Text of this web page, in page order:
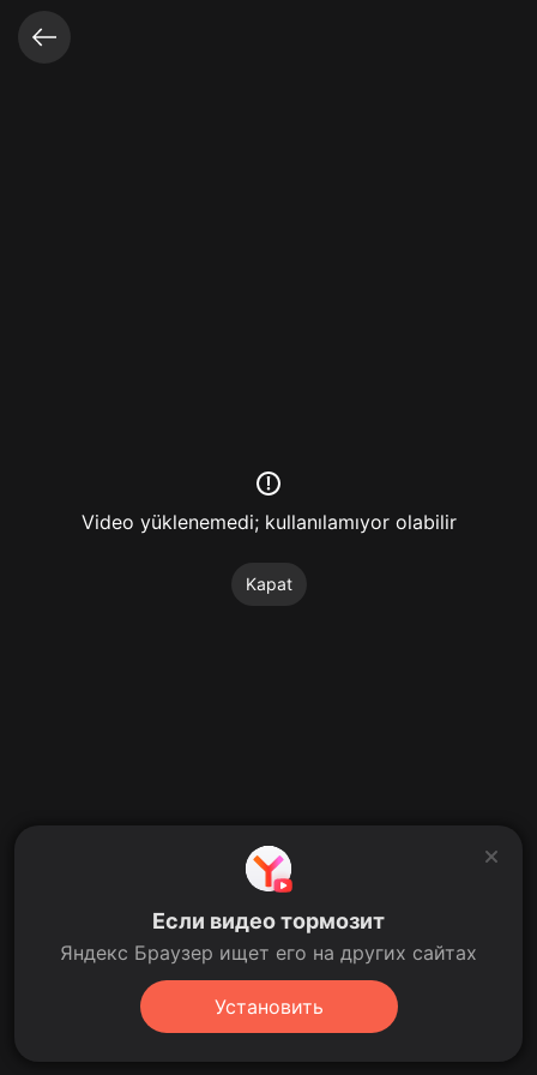
Video açık
Video yüklenemedi; kullanılamıyor olabilir
Kapat
Если видео тормозит
Яндекс Браузер ищет его на других сайтах
Установить